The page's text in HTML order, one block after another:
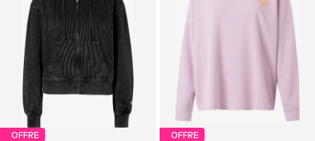
OFFRE OFFRE